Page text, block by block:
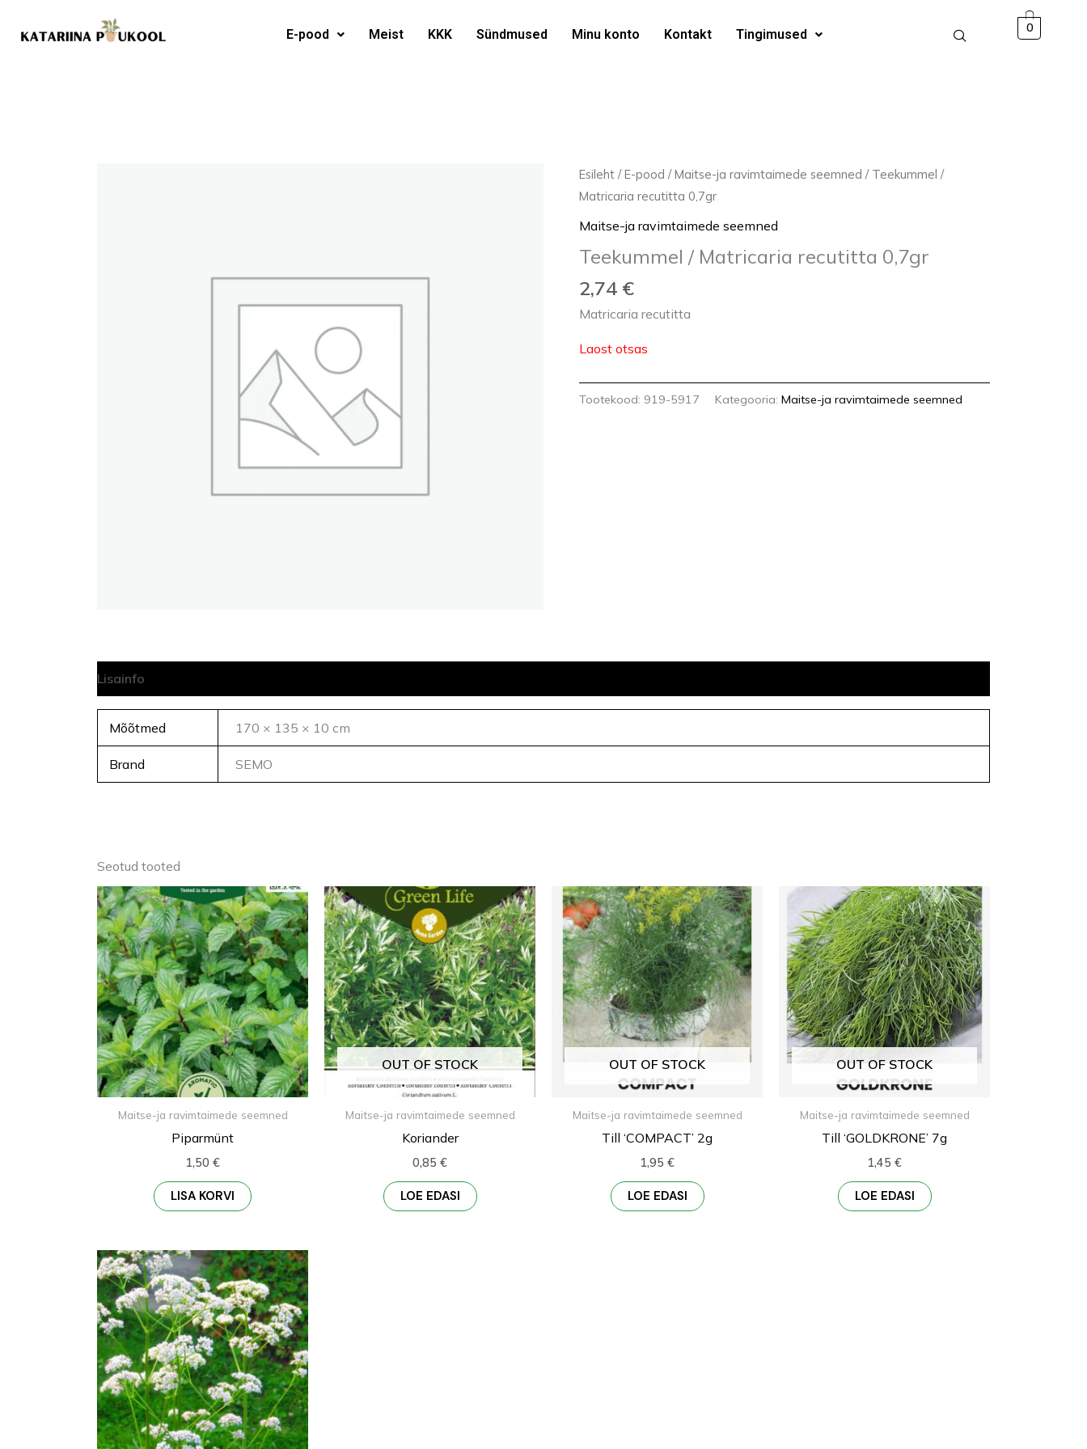
E-pood Meist KKK Sündmused Minu konto Kontakt Tingimused 0
Esileht /E-pood /Maitse-ja ravimtaimede seemned / Teekummel /
Matricaria recutitta 0,7gr
Maitse-ja ravimtaimede seemned
Teekummel / Matricaria recutitta 0,7gr
2,74 €
Matricaria recutitta
Laost otsas
Tootekood: 919-5917 Kategooria:Maitse-ja ravimtaimede seemned
Lisainfo
Mõõtmed 170 × 135 × 10 cm
Brand SEMO
Seotud tooted
Maitse-ja ravimtaimede seemned
Piparmünt
1,50 €
LISA KORVI
OUT OF STOCK
Maitse-ja ravimtaimede seemned
Koriander
0,85 €
LOE EDASI
OUT OF STOCK
Maitse-ja ravimtaimede seemned
Till ‘COMPACT’ 2g
1,95 €
LOE EDASI
OUT OF STOCK
Maitse-ja ravimtaimede seemned
Till ‘GOLDKRONE’ 7g
1,45 €
LOE EDASI